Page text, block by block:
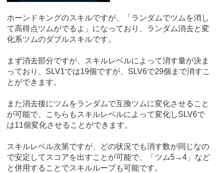
ホーンドキングのスキルですが、「ランダムでツムを消し
て高得点ツムがでるよ」になっており、ランダム消去と変
化系ツムのダブルスキルです。
まず消去部分ですが、スキルレベルによって消す量が決ま
っており、SLV1では19個ですが、SLV6で29個まで消すこ
とができます。
また消去後にツムをランダムで互換ツムに変化させること
が可能で、こちらもスキルレベルによって変化しSLV6で
は11個変化させることができます。
スキルレベル次第ですが、どの状況でも消す数が同じなの
で安定してスコアを出すことが可能で、「ツム5→4」など
と併用することでスキルループも可能です。